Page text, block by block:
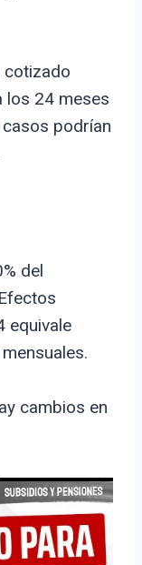
cotizado
los 24 meses
podrían
del
equivale
cambios en